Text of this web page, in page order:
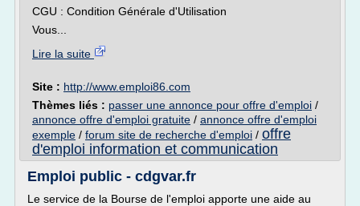
CGU : Condition Générale d'Utilisation
Vous...
Lire la suite
Site : http://www.emploi86.com
Thèmes liés : passer une annonce pour offre d'emploi /
annonce offre d'emploi gratuite / annonce offre d'emploi
exemple / forum site de recherche d'emploi / offre
d'emploi information et communication
Emploi public - cdgvar.fr
Le service de la Bourse de l'emploi apporte une aide au